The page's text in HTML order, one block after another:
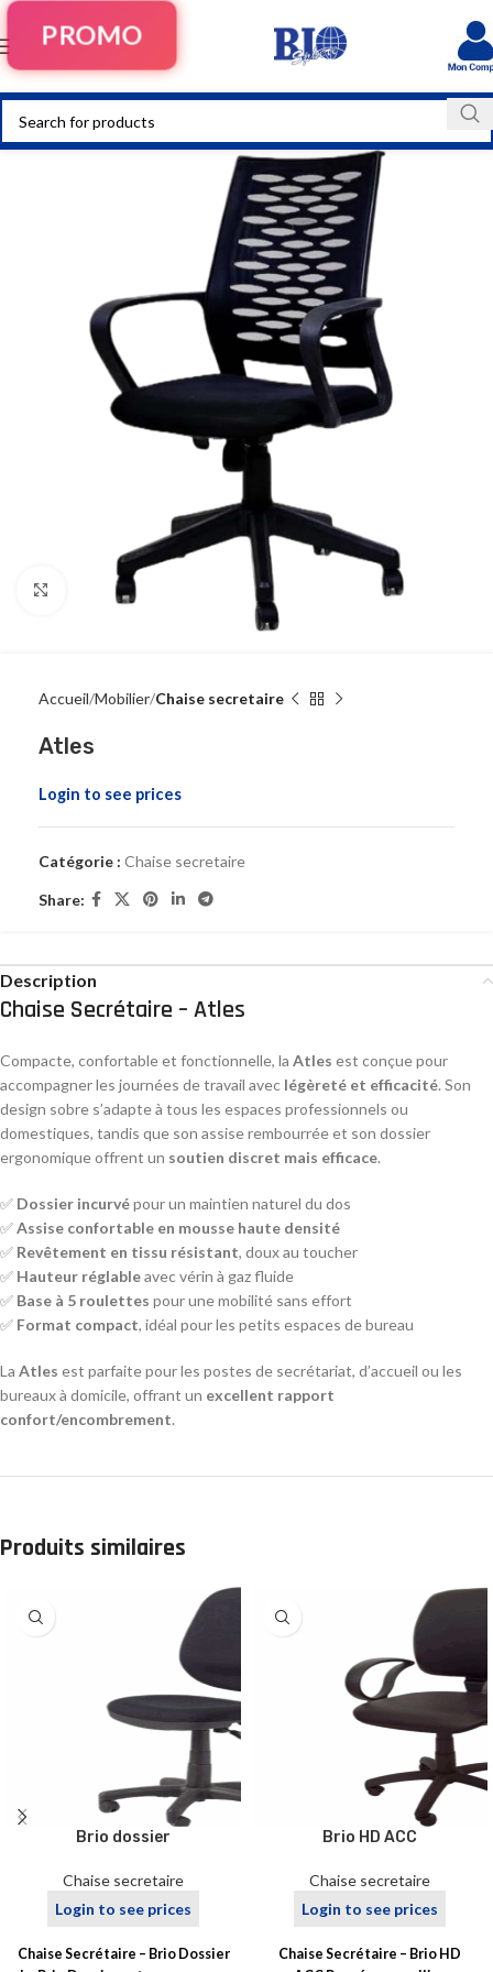
PROMO
Click to enlarge
Accueil Mobilier Chaise secretaire
Atles
Login to see prices
Catégorie : Chaise secretaire
Share:
Description
Chaise Secrétaire – Atles
Compacte, confortable et fonctionnelle, la Atles est conçue pour
accompagner les journées de travail avec légèreté et efficacité. Son
design sobre s’adapte à tous les espaces professionnels ou
domestiques, tandis que son assise rembourrée et son dossier
ergonomique offrent un soutien discret mais efficace.
✅ Dossier incurvépour un maintien naturel du dos
✅Assise confortable en mousse haute densité
✅ Revêtement en tissu résistant, doux au toucher
✅ Hauteur réglableavec vérin à gaz fluide
✅ Base à 5 roulettes pour une mobilité sans effort
✅ Format compact, idéal pour les petits espaces de bureau
La Atles est parfaite pour les postes de secrétariat, d’accueil ou les
bureaux à domicile, offrant un excellent rapport
confort/encombrement.
Produits similaires
Brio dossier
Chaise secretaire
Login to see prices
Chaise Secrétaire – Brio Dossier
Brio HD ACC
Chaise secretaire
Login to see prices
Chaise Secrétaire – Brio HD